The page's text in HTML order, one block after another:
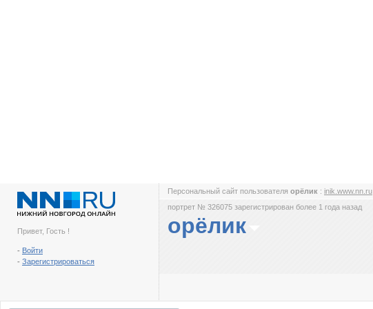
Привет, Гость !
- Войти
- Зарегистрироваться
Персональный сайт пользователя орёлик : inik.www.nn.ru
портрет № 326075 зарегистрирован более 1 года назад
орёлик